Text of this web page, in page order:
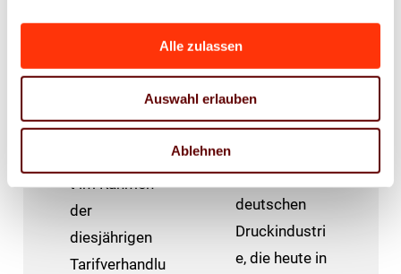
Alle zulassen
Auswahl erlauben
Ablehnen
Druckindustrie
Am 31.
August 2026
endet die
t im Rahmen
der
diesjährigen
Tarifverhandlu
Die
Tarifverhandlu
ngen für die
rund 95.000
in der
deutschen
Druckindustri
e, die heute in